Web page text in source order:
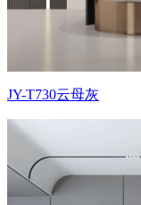
JY-T730云母灰